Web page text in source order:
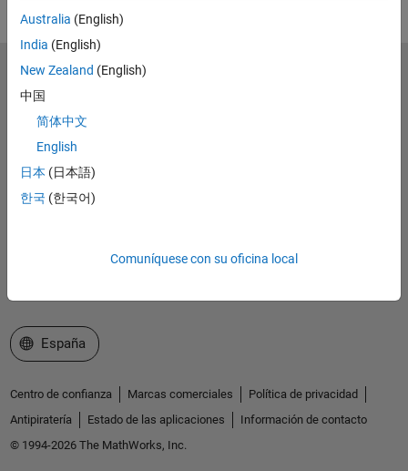
Australia (English)
India (English)
New Zealand (English)
中国
简体中文
English
日本 (日本語)
한국 (한국어)
Comuníquese con su oficina local
MathWorks
Accelerating the pace of engineering and science
Probar o comprar
Aprender a utilizar
Seleccione un país/idioma
España
Centro de confianza Marcas comerciales
Política de privacidad
Antipiratería
Estado de las aplicaciones
Información de contacto
© 1994-2026 The MathWorks, Inc.